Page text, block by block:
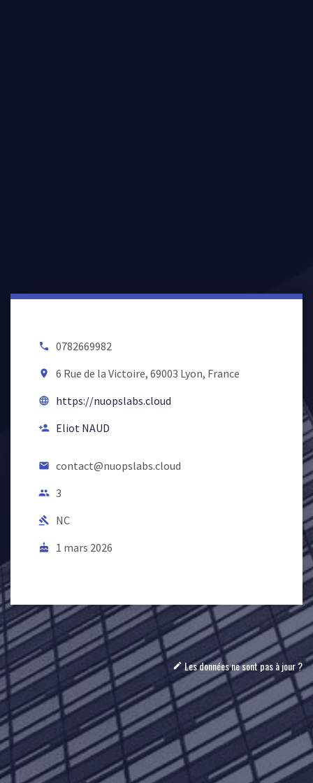
local_phone 0782669982
room 6 Rue de la Victoire, 69003 Lyon, France
language https://nuopslabs.cloud
person_add Eliot NAUD
email contact@nuopslabs.cloud
people 3
gavel NC
cake 1 mars 2026
mode_edit Les données ne sont pas à jour ?